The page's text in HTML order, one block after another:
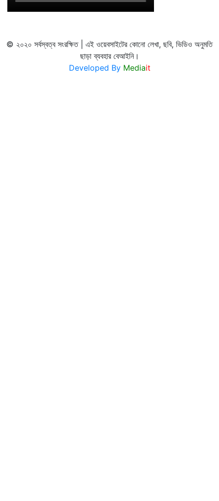
© ২০২০ সর্বস্বত্ব সংরক্ষিত | এই ওয়েবসাইটের কোনো লেখা, ছবি, ভিডিও অনুমতি
ছাড়া ব্যবহার বেআইনি।
Developed By Mediait